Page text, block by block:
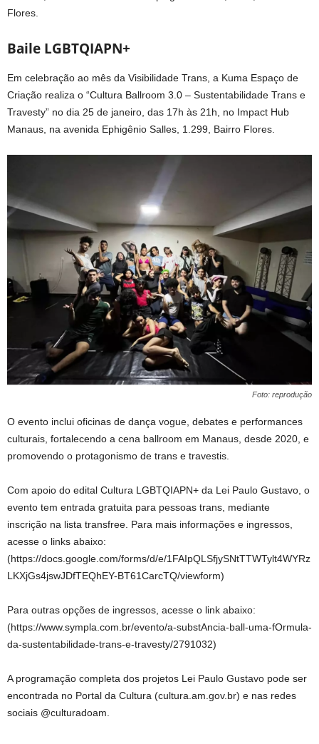
Flores.
Baile LGBTQIAPN+
Em celebração ao mês da Visibilidade Trans, a Kuma Espaço de
Criação realiza o “Cultura Ballroom 3.0 – Sustentabilidade Trans e
Travesty” no dia 25 de janeiro, das 17h às 21h, no Impact Hub
Manaus, na avenida Ephigênio Salles, 1.299, Bairro Flores.
Foto: reprodução
O evento inclui oficinas de dança vogue, debates e performances
culturais, fortalecendo a cena ballroom em Manaus, desde 2020, e
promovendo o protagonismo de trans e travestis.
Com apoio do edital Cultura LGBTQIAPN+ da Lei Paulo Gustavo, o
evento tem entrada gratuita para pessoas trans, mediante
inscrição na lista transfree. Para mais informações e ingressos,
acesse o links abaixo:
(https://docs.google.com/forms/d/e/1FAIpQLSfjySNtTTWTylt4WYRz
LKXjGs4jswJDfTEQhEY-BT61CarcTQ/viewform)
Para outras opções de ingressos, acesse o link abaixo:
(https://www.sympla.com.br/evento/a-substAncia-ball-uma-fOrmula-
da-sustentabilidade-trans-e-travesty/2791032)
A programação completa dos projetos Lei Paulo Gustavo pode ser
encontrada no Portal da Cultura (cultura.am.gov.br) e nas redes
sociais @culturadoam.